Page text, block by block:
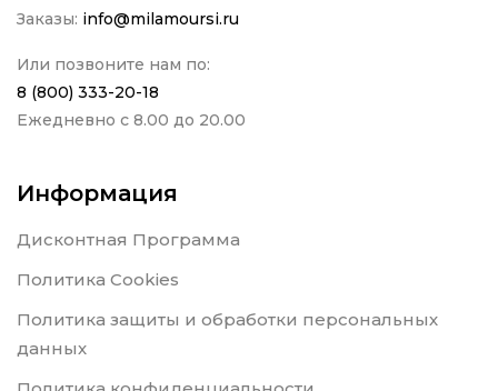
Заказы: info@milamoursi.ru
Или позвоните нам по:
8 (800) 333-20-18
Ежедневно с 8.00 до 20.00
Информация
Дисконтная Программа
Политика Cookies
Политика защиты и обработки персональных
данных